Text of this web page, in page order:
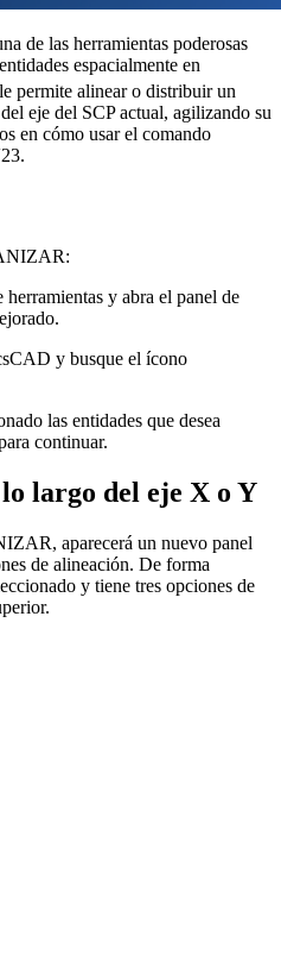
de las herramientas poderosas
espacialmente en
permite alinear o distribuir un
eje del SCP actual, agilizando su
en cómo usar el comando
herramientas y abra el panel de
y busque el ícono
las entidades que desea
continuar.
largo del eje X o Y
aparecerá un nuevo panel
de alineación. De forma
y tiene tres opciones de